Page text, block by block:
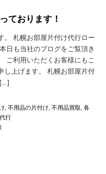
ております！
。 札幌お部屋片付け代行ロー
日も当社のブログをご覧頂き
ご利用いただくお客様にもこ
し上げます。 札幌お部屋片付
, 不用品の片付け, 不用品買取, 各
行